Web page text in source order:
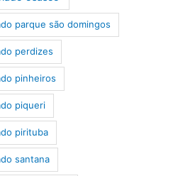
parque são domingos
perdizes
pinheiros
piqueri
pirituba
santana